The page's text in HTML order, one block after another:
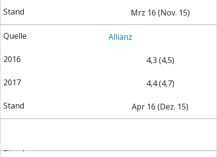
Mrz 16 (Nov. 15)
Allianz
4,3 (4,5)
4,4 (4,7)
Apr 16 (Dez. 15)